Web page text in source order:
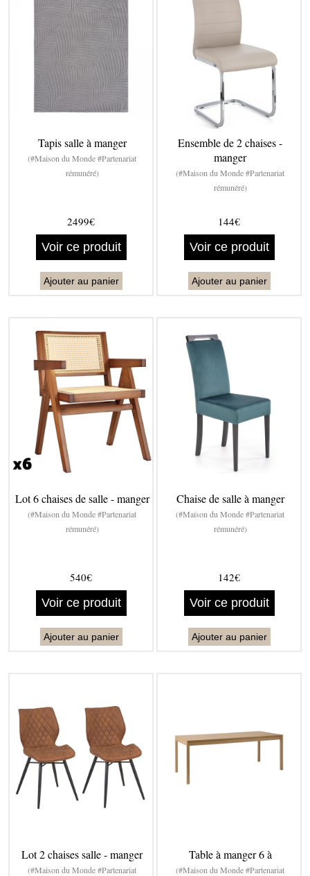
Tapis salle à manger
(#Maison du Monde #Partenariat
rémunéré)
2499€
Voir ce produit
Ajouter au panier
Ensemble de 2 chaises -
manger
(#Maison du Monde #Partenariat
rémunéré)
144€
Voir ce produit
Ajouter au panier
Lot 6 chaises de salle - manger
(#Maison du Monde #Partenariat
rémunéré)
540€
Voir ce produit
Ajouter au panier
Chaise de salle à manger
(#Maison du Monde #Partenariat
rémunéré)
142€
Voir ce produit
Ajouter au panier
Lot 2 chaises salle - manger
(#Maison du Monde #Partenariat
Table à manger 6 à
(#Maison du Monde #Partenariat